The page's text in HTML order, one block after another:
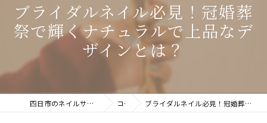
ブライダルネイル必見！冠婚葬
祭で輝くナチュラルで上品なデ
ザインとは？
四日市のネイルサロンならネイルサロン Vanilla コラム ブライダルネイル必見！冠婚葬祭で輝くナチュラルで上品なデザインとは？